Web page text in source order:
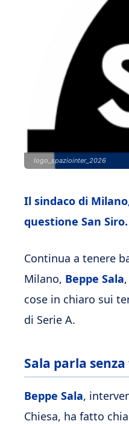
logo_spaziointer_2026
Il sindaco di
questione San Siro.
Continua a tenere
Milano, Beppe Sala
cose in chiaro sui
di Serie A.
Sala parla
Beppe Sala,
Chiesa, ha fatto